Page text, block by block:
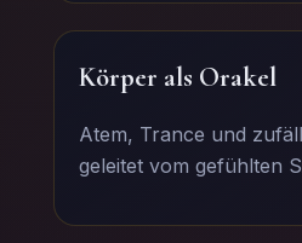
Körper als Orakel
Atem, Trance und
geleitet vom gefühlten